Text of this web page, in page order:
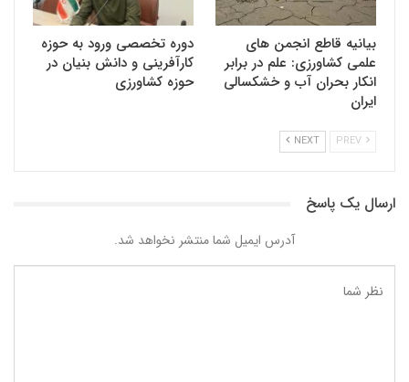
بیانیه قاطع انجمن های
علمی کشاورزی: علم در برابر
انکار بحران آب و خشکسالی
ایران
دوره تخصصی ورود به حوزه
کارآفرینی و دانش بنیان در
حوزه کشاورزی
NEXT
ارسال یک پاسخ
آدرس ایمیل شما منتشر نخواهد شد.